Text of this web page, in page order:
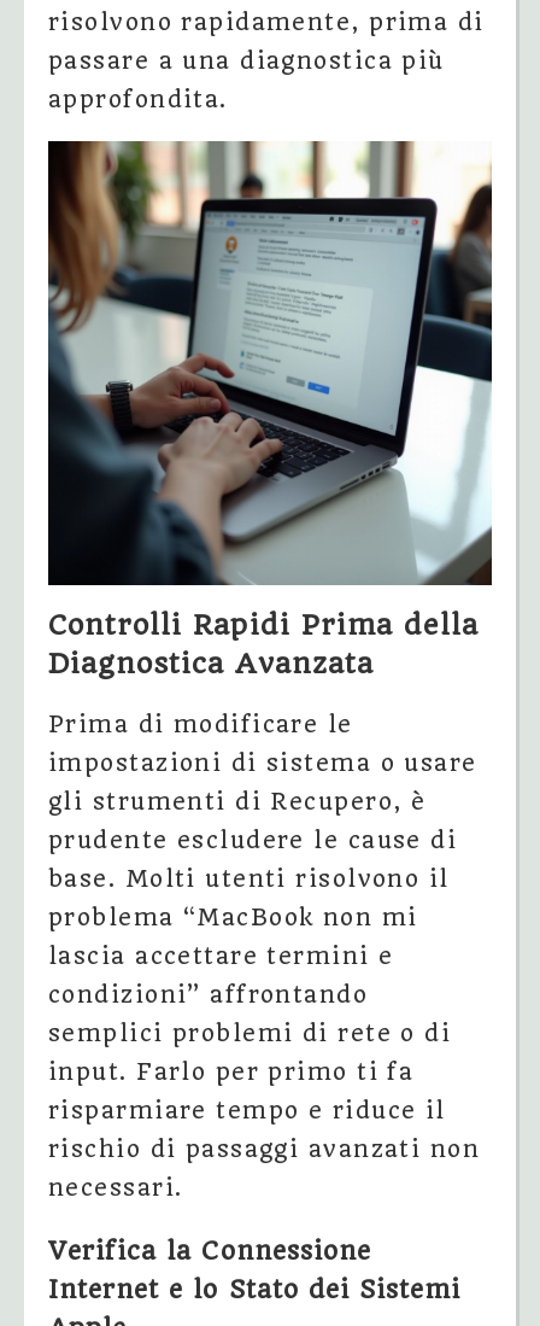
risolvono rapidamente, prima di
passare a una diagnostica più
approfondita.
Controlli Rapidi Prima della
Diagnostica Avanzata
Prima di modificare le
impostazioni di sistema o usare
gli strumenti di Recupero, è
prudente escludere le cause di
base. Molti utenti risolvono il
problema “MacBook non mi
lascia accettare termini e
condizioni” affrontando
semplici problemi di rete o di
input. Farlo per primo ti fa
risparmiare tempo e riduce il
rischio di passaggi avanzati non
necessari.
Verifica la Connessione
Internet e lo Stato dei Sistemi